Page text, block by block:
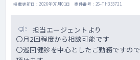
掲載更新日 : 2026年07月01日 案件番号 : 26-TH333721
担当エージェントより
〇月2回程度から相談可能です
〇巡回健診を中心としたご勤務ですの